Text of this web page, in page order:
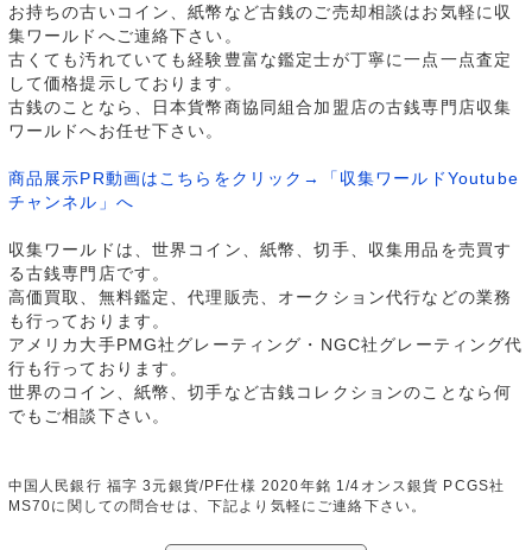
お持ちの古いコイン、紙幣など古銭のご売却相談はお気軽に収
集ワールドへご連絡下さい。
古くても汚れていても経験豊富な鑑定士が丁寧に一点一点査定
して価格提示しております。
古銭のことなら、日本貨幣商協同組合加盟店の古銭専門店収集
ワールドへお任せ下さい。
商品展示PR動画はこちらをクリック→「収集ワールドYoutube
チャンネル」へ
収集ワールドは、世界コイン、紙幣、切手、収集用品を売買す
る古銭専門店です。
高価買取、無料鑑定、代理販売、オークション代行などの業務
も行っております。
アメリカ大手PMG社グレーティング・NGC社グレーティング代
行も行っております。
世界のコイン、紙幣、切手など古銭コレクションのことなら何
でもご相談下さい。
中国人民銀行 福字 3元銀貨/PF仕様 2020年銘 1/4オンス銀貨 PCGS社
MS70に関しての問合せは、下記より気軽にご連絡下さい。